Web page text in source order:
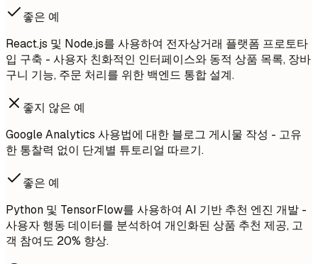
좋은 예
React.js 및 Node.js를 사용하여 전자상거래 플랫폼 프로토타
입 구축 - 사용자 친화적인 인터페이스와 동적 상품 목록, 장바
구니 기능, 주문 처리를 위한 백엔드 통합 설계.
좋지 않은 예
Google Analytics 사용법에 대한 블로그 게시물 작성 - 고유
한 통찰력 없이 단계별 튜토리얼 따르기.
좋은 예
Python 및 TensorFlow를 사용하여 AI 기반 추천 엔진 개발 -
사용자 행동 데이터를 분석하여 개인화된 상품 추천 제공, 고
객 참여도 20% 향상.